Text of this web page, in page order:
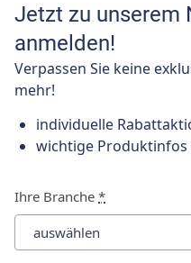
Jetzt zu unserem
anmelden!
Verpassen Sie keine
mehr!
individuelle
wichtige
Ihre Branche *